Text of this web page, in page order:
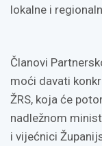
lokalne i
Članovi
moći davati
ŽRS, koja će
nadležnom
i vijećnici